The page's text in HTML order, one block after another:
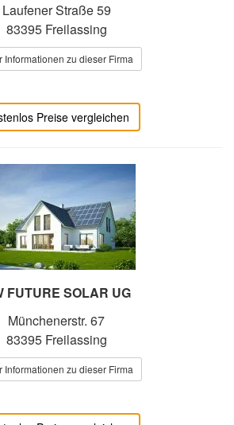
Laufener Straße 59
83395 Freilassing
Informationen zu dieser Firma
Preise vergleichen
FUTURE SOLAR UG
Münchenerstr. 67
83395 Freilassing
Informationen zu dieser Firma